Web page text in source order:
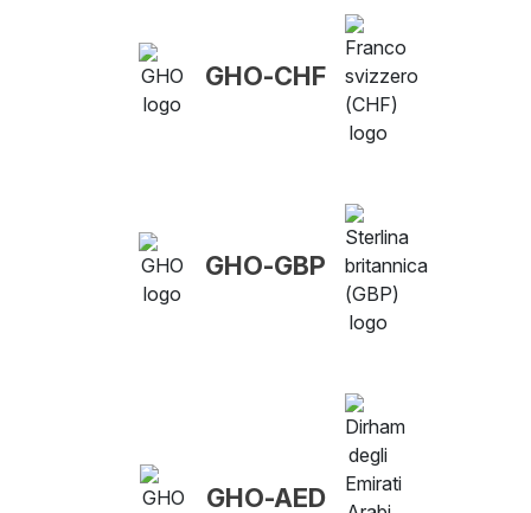
GHO-CHF
GHO-GBP
GHO-AED